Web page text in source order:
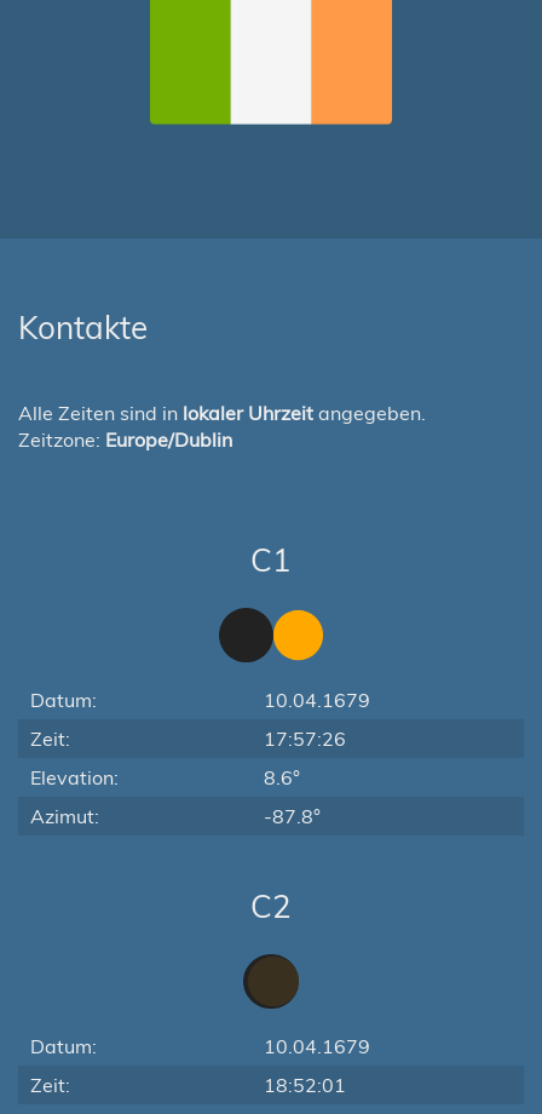
Kontakte
Alle Zeiten sind in lokaler Uhrzeit angegeben.
Zeitzone: Europe/Dublin
C1
Datum:
10.04.1679
Zeit:
17:57:26
Elevation:
8.6°
Azimut:
-87.8°
C2
Datum:
10.04.1679
Zeit:
18:52:01